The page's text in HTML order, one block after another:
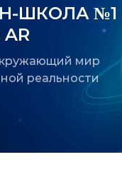
ШКОЛА №1
мир
реальности